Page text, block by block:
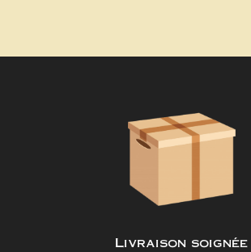
Livraison soignée